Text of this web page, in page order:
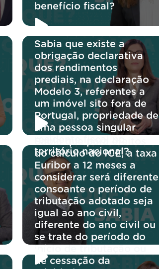
benefício fiscal?
Sabia que existe a
obrigação declarativa
dos rendimentos
prediais, na declaração
Modelo 3, referentes a
um imóvel sito fora de
Portugal, propriedade de
uma pessoa singular
território nacional?
do cálculo do ICE, a taxa
Euribor a 12 meses a
considerar será diferente
consoante o período de
tributação adotado seja
igual ao ano civil,
diferente do ano civil ou
se trate do período do
de cessação da